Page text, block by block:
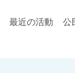
最近の活動 公